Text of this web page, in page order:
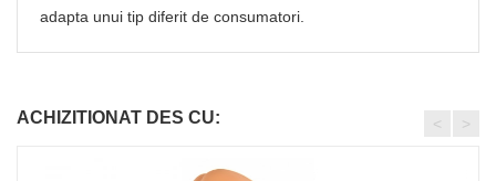
adapta unui tip diferit de consumatori.
ACHIZITIONAT DES CU: < >